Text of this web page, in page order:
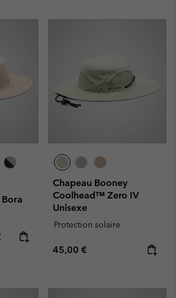
price:
Chapeau Booney
Coolhead™ Zero IV
Unisexe
Protection solaire
Regular price:
45,00 €